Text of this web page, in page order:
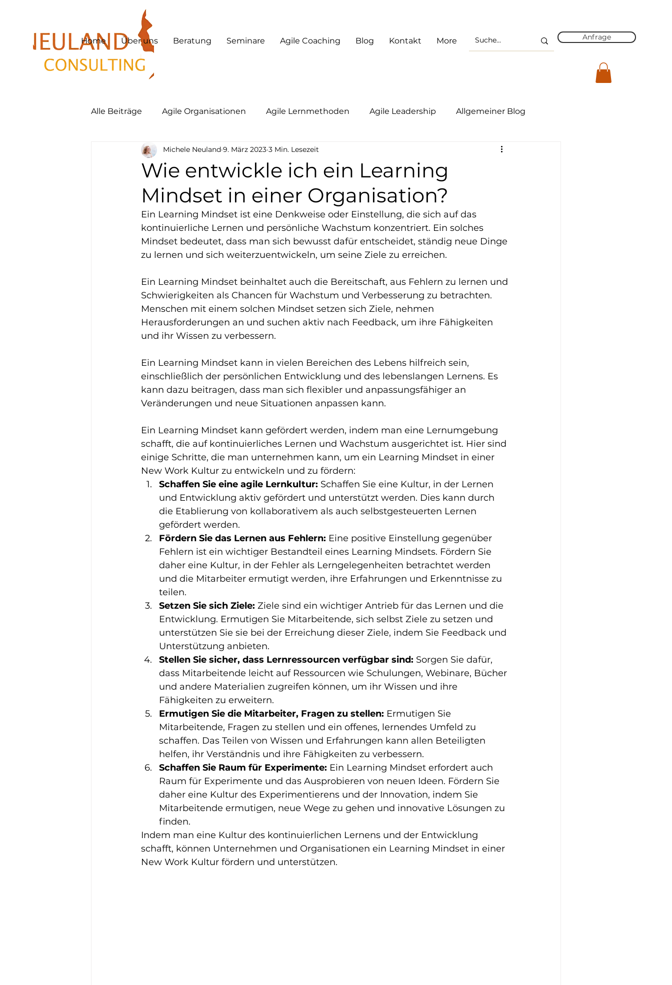
Home Über uns Beratung Seminare Agile Coaching Blog Kontakt More Anfrage
Alle Beiträge Agile Organisationen Agile Lernmethoden Agile Leadership Allgemeiner Blog
Hybrid Work Hybrid Leadership Agile Coaching Führung 4.0
Lernkultur New Work Future of Work
Wie entwickle ich ein Learning
Mindset in einer Organisation?
Michele Neuland 9. März 2023 3 Min. Lesezeit
Ein Learning Mindset ist eine Denkweise oder Einstellung, die sich auf das
kontinuierliche Lernen und persönliche Wachstum konzentriert. Ein solches
Mindset bedeutet, dass man sich bewusst dafür entscheidet, ständig neue Dinge
zu lernen und sich weiterzuentwickeln, um seine Ziele zu erreichen.
Ein Learning Mindset beinhaltet auch die Bereitschaft, aus Fehlern zu lernen und
Schwierigkeiten als Chancen für Wachstum und Verbesserung zu betrachten.
Menschen mit einem solchen Mindset setzen sich Ziele, nehmen
Herausforderungen an und suchen aktiv nach Feedback, um ihre Fähigkeiten
und ihr Wissen zu verbessern.
Ein Learning Mindset kann in vielen Bereichen des Lebens hilfreich sein,
einschließlich der persönlichen Entwicklung und des lebenslangen Lernens. Es
kann dazu beitragen, dass man sich flexibler und anpassungsfähiger an
Veränderungen und neue Situationen anpassen kann.
Ein Learning Mindset kann gefördert werden, indem man eine Lernumgebung
schafft, die auf kontinuierliches Lernen und Wachstum ausgerichtet ist. Hier sind
einige Schritte, die man unternehmen kann, um ein Learning Mindset in einer
New Work Kultur zu entwickeln und zu fördern:
Schaffen Sie eine agile Lernkultur: Schaffen Sie eine Kultur, in der Lernen
und Entwicklung aktiv gefördert und unterstützt werden. Dies kann durch
die Etablierung von kollaborativem als auch selbstgesteuerten Lernen
gefördert werden.
Fördern Sie das Lernen aus Fehlern: Eine positive Einstellung gegenüber
Fehlern ist ein wichtiger Bestandteil eines Learning Mindsets. Fördern Sie
daher eine Kultur, in der Fehler als Lerngelegenheiten betrachtet werden
und die Mitarbeiter ermutigt werden, ihre Erfahrungen und Erkenntnisse zu
teilen.
Setzen Sie sich Ziele: Ziele sind ein wichtiger Antrieb für das Lernen und die
Entwicklung. Ermutigen Sie Mitarbeitende, sich selbst Ziele zu setzen und
unterstützen Sie sie bei der Erreichung dieser Ziele, indem Sie Feedback und
Unterstützung anbieten.
Stellen Sie sicher, dass Lernressourcen verfügbar sind: Sorgen Sie dafür,
dass Mitarbeitende leicht auf Ressourcen wie Schulungen, Webinare, Bücher
und andere Materialien zugreifen können, um ihr Wissen und ihre
Fähigkeiten zu erweitern.
Ermutigen Sie die Mitarbeiter, Fragen zu stellen: Ermutigen Sie
Mitarbeitende, Fragen zu stellen und ein offenes, lernendes Umfeld zu
schaffen. Das Teilen von Wissen und Erfahrungen kann allen Beteiligten
helfen, ihr Verständnis und ihre Fähigkeiten zu verbessern.
Schaffen Sie Raum für Experimente: Ein Learning Mindset erfordert auch
Raum für Experimente und das Ausprobieren von neuen Ideen. Fördern Sie
daher eine Kultur des Experimentierens und der Innovation, indem Sie
Mitarbeitende ermutigen, neue Wege zu gehen und innovative Lösungen zu
finden.
Indem man eine Kultur des kontinuierlichen Lernens und der Entwicklung
schafft, können Unternehmen und Organisationen ein Learning Mindset in einer
New Work Kultur fördern und unterstützen.